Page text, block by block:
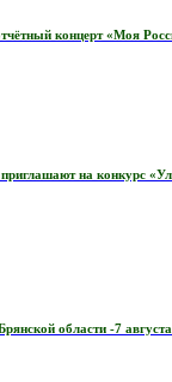
концерт «Моя
на конкурс
области -7